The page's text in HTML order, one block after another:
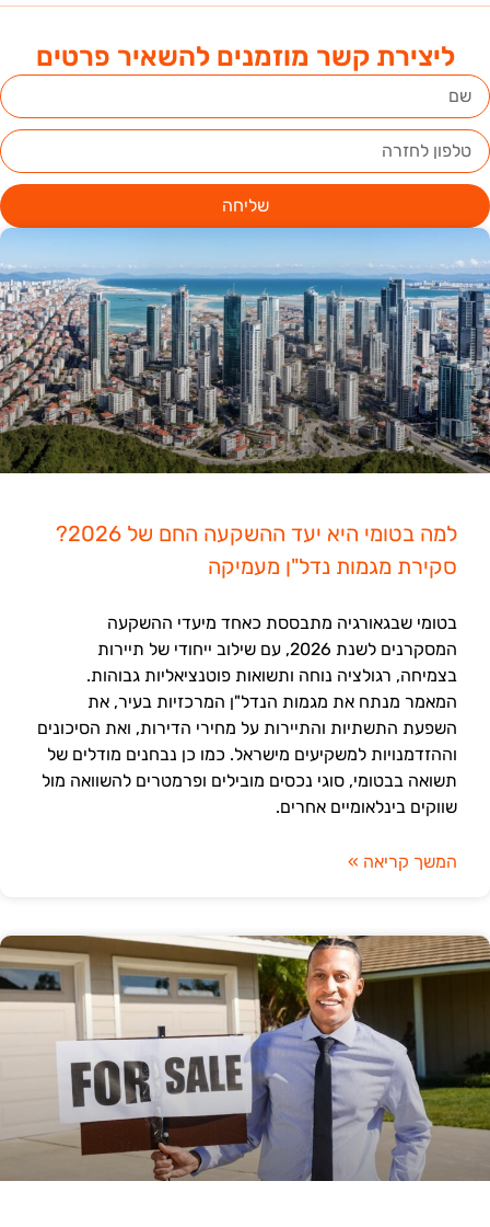
ליצירת קשר מוזמנים להשאיר פרטים
שליחה
למה בטומי היא יעד ההשקעה החם של 2026?
סקירת מגמות נדל"ן מעמיקה
בטומי שבגאורגיה מתבססת כאחד מיעדי ההשקעה
המסקרנים לשנת 2026, עם שילוב ייחודי של תיירות
בצמיחה, רגולציה נוחה ותשואות פוטנציאליות גבוהות.
המאמר מנתח את מגמות הנדל"ן המרכזיות בעיר, את
השפעת התשתיות והתיירות על מחירי הדירות, ואת הסיכונים
וההזדמנויות למשקיעים מישראל. כמו כן נבחנים מודלים של
תשואה בבטומי, סוגי נכסים מובילים ופרמטרים להשוואה מול
שווקים בינלאומיים אחרים.
המשך קריאה »